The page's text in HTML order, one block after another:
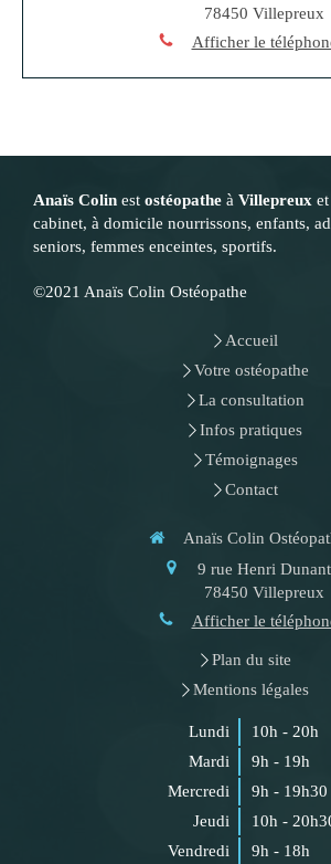
78450 Villepreux
Afficher le
Anaïs Colin est ostéopathe à Villepreux
cabinet, à domicile nourrissons, enfants,
seniors, femmes enceintes, sportifs.
©2021 Anaïs Colin Ostéopathe
Accueil
Votre ostéopathe
La consultation
Infos pratiques
Témoignages
Contact
Anaïs Colin
9 rue Henri Dunant
78450 Villepreux
Afficher le
Plan du site
Mentions légales
Lundi
10h - 20h
Mardi
9h - 19h
Mercredi
9h - 19h30
Jeudi
10h -
Vendredi
9h - 18h